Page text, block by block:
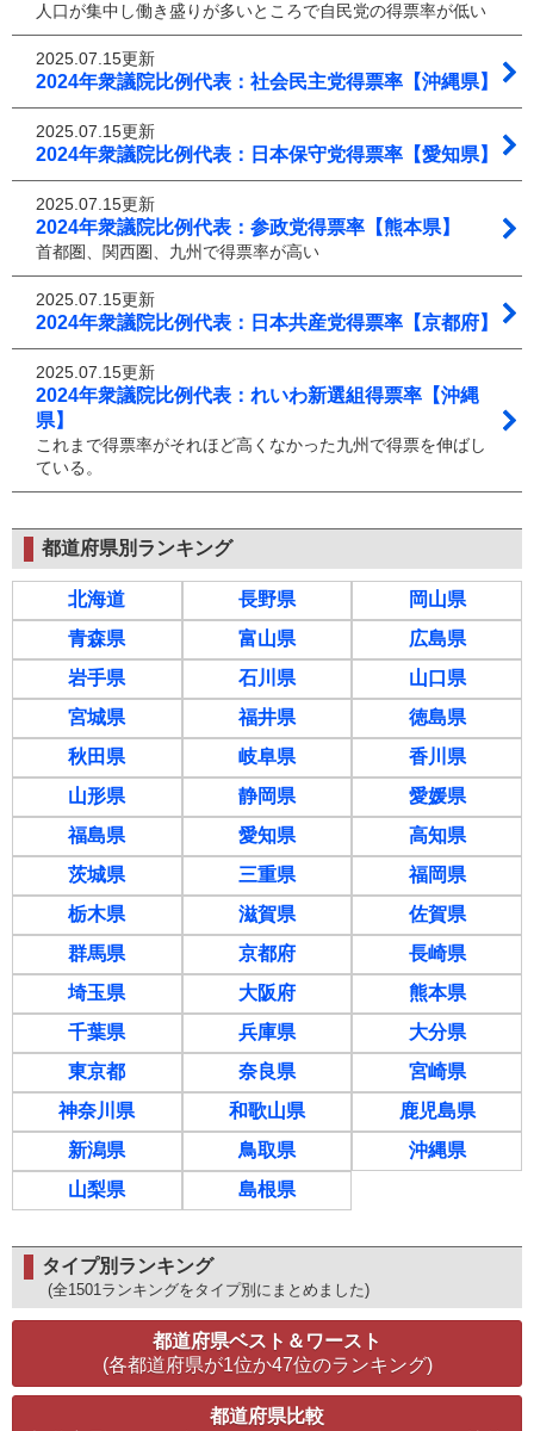
人口が集中し働き盛りが多いところで自民党の得票率が低い
2025.07.15更新
2024年衆議院比例代表：社会民主党得票率【沖縄県】
2025.07.15更新
2024年衆議院比例代表：日本保守党得票率【愛知県】
2025.07.15更新
2024年衆議院比例代表：参政党得票率【熊本県】
首都圏、関西圏、九州で得票率が高い
2025.07.15更新
2024年衆議院比例代表：日本共産党得票率【京都府】
2025.07.15更新
2024年衆議院比例代表：れいわ新選組得票率【沖縄
県】
これまで得票率がそれほど高くなかった九州で得票を伸ばし
ている。
都道府県別ランキング
北海道
青森県
岩手県
宮城県
秋田県
山形県
福島県
茨城県
栃木県
群馬県
埼玉県
千葉県
東京都
神奈川県
新潟県
山梨県
長野県
富山県
石川県
福井県
岐阜県
静岡県
愛知県
三重県
滋賀県
京都府
大阪府
兵庫県
奈良県
和歌山県
鳥取県
島根県
岡山県
広島県
山口県
徳島県
香川県
愛媛県
高知県
福岡県
佐賀県
長崎県
熊本県
大分県
宮崎県
鹿児島県
沖縄県
タイプ別ランキング
(全1501ランキングをタイプ別にまとめました)
都道府県ベスト＆ワースト
(各都道府県が1位か47位のランキング)
都道府県比較